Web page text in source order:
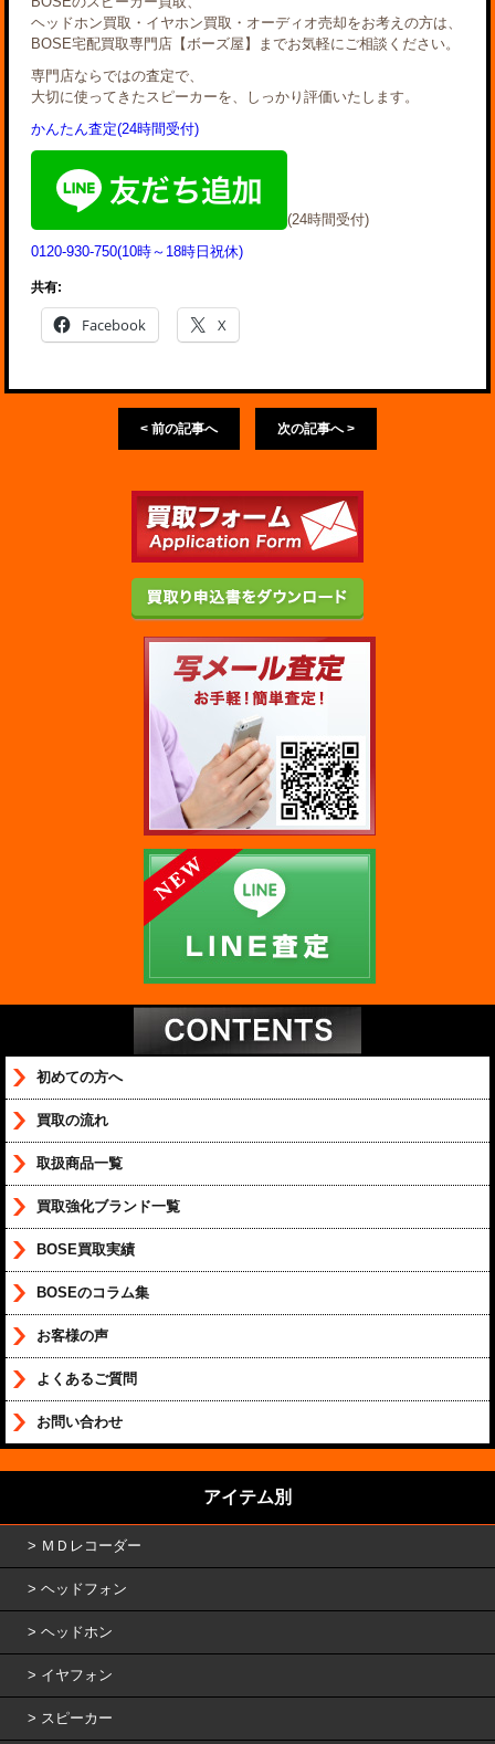
ヘッドホン買取・イヤホン買取・オーディオ売却をお考えの方は、
BOSE宅配買取専門店【ボーズ屋】までお気軽にご相談ください。
専門店ならではの査定で、
大切に使ってきたスピーカーを、しっかり評価いたします。
かんたん査定(24時間受付)
(24時間受付)
0120-930-750(10時～18時日祝休)
共有:
Facebook X
< 前の記事へ 次の記事へ >
初めての方へ
買取の流れ
取扱商品一覧
買取強化ブランド一覧
BOSE買取実績
BOSEのコラム集
お客様の声
よくあるご質問
お問い合わせ
アイテム別
ＭＤレコーダー
ヘッドフォン
ヘッドホン
イヤフォン
スピーカー